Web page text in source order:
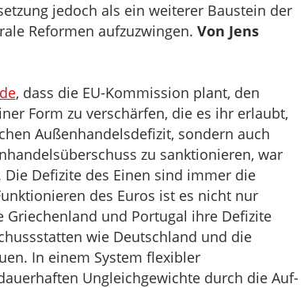
jedoch als ein weiterer Baustein der
Reformen aufzuzwingen. Von Jens
, dass die EU-Kommission plant, den
Form zu verschärfen, die es ihr erlaubt,
Außenhandelsdefizit, sondern auch
zu sanktionieren, war
Defizite des Einen sind immer die
des Euros ist es nicht nur
und Portugal ihre Defizite
wie Deutschland und die
In einem System flexibler
Ungleichgewichte durch die Auf-